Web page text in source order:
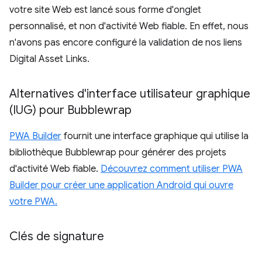
votre site Web est lancé sous forme d'onglet
personnalisé, et non d'activité Web fiable. En effet, nous
n'avons pas encore configuré la validation de nos liens
Digital Asset Links.
Alternatives d'interface utilisateur graphique
(IUG) pour Bubblewrap
PWA Builder fournit une interface graphique qui utilise la
bibliothèque Bubblewrap pour générer des projets
d'activité Web fiable. Découvrez comment utiliser PWA
Builder pour créer une application Android qui ouvre
votre PWA.
Clés de signature